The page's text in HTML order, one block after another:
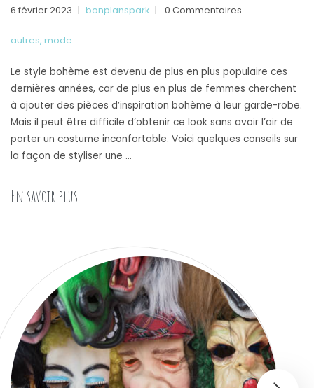
6 février 2023 | bonplanspark | 0 Commentaires
autres, mode
Le style bohème est devenu de plus en plus populaire ces
dernières années, car de plus en plus de femmes cherchent
à ajouter des pièces d’inspiration bohème à leur garde-robe.
Mais il peut être difficile d’obtenir ce look sans avoir l’air de
porter un costume inconfortable. Voici quelques conseils sur
la façon de styliser une …
En savoir plus